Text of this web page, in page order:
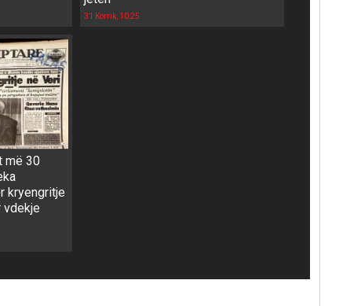
31 Korrik, 10:25
më 30
kryengritje
vdekje